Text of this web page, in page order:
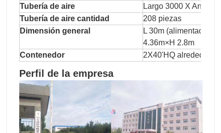
Tubería de aire
Largo 3000 X Ancho
Tubería de aire cantidad
208 piezas
Dimensión general
L 30m
4.36m×H 2.8m
Contenedor
2X40'HQ alrededor
Perfil de la empresa